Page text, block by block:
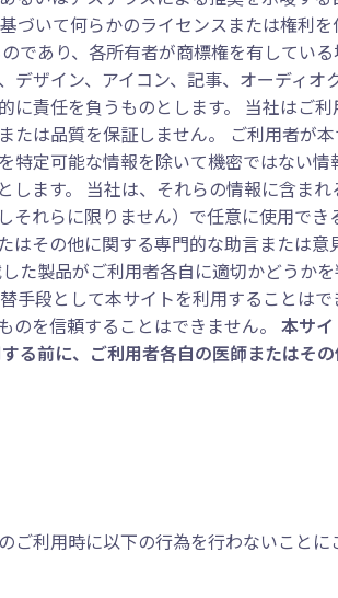
いて何らかのライセンスまたは権利
あり、各所有者が商標権を有してい
ザイン、アイコン、記事、オーディオ
責任を負うものとします。 当社はご
は品質を保証しません。 ご利用者が
定可能な情報を除いて機密ではない
ます。 当社は、それらの情報に含ま
れらに限りません）で任意に使用で
その他に関する専門的な助言または意
た製品がご利用者各自に適切かどうか
段として本サイトを利用することは
を信頼することはできません。 本サ
前に、ご利用者各自の医師またはそ
利用時に以下の行為を行わないことに